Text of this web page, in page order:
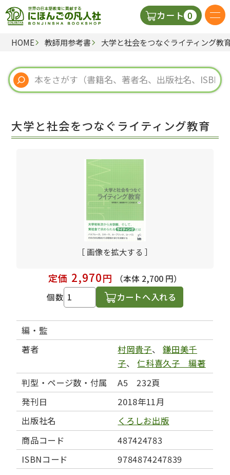
カート 0
日本語の教科書
視聴覚・補助教材
教師用参考書
HOME 教師用参考書 大学と社会をつなぐライティング教
大学と社会をつなぐライティング教育
［ 画像を拡大する ］
定価 2,970円
（本体 2,700 円）
個数
カートへ入れる
編・監
著者
村岡貴子、鎌田美千
子、仁科喜久子 編著
判型・ページ数・付属
A5 232頁
発刊日
2018年11月
出版社名
くろしお出版
商品コード
487424783
ISBNコード
9784874247839